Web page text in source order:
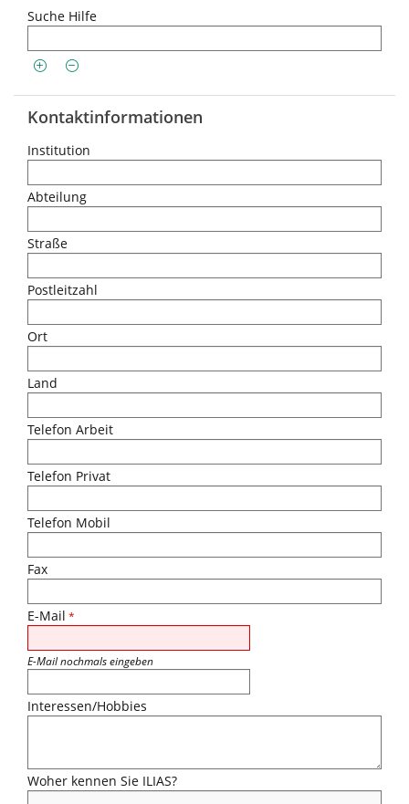
Suche Hilfe
Kontaktinformationen
Institution
Abteilung
Straße
Postleitzahl
Ort
Land
Telefon Arbeit
Telefon Privat
Telefon Mobil
Fax
E-Mail *
E-Mail nochmals eingeben
Interessen/Hobbies
Woher kennen Sie ILIAS?